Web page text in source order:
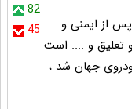
82
45
از ایمنی و
تعلیق و .... است
خودروی جهان شد ،